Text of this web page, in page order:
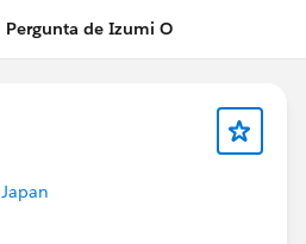
Pergunta de Izumi O
Japan